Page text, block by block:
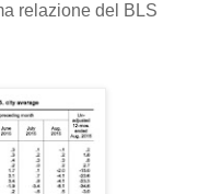
relazione del BLS